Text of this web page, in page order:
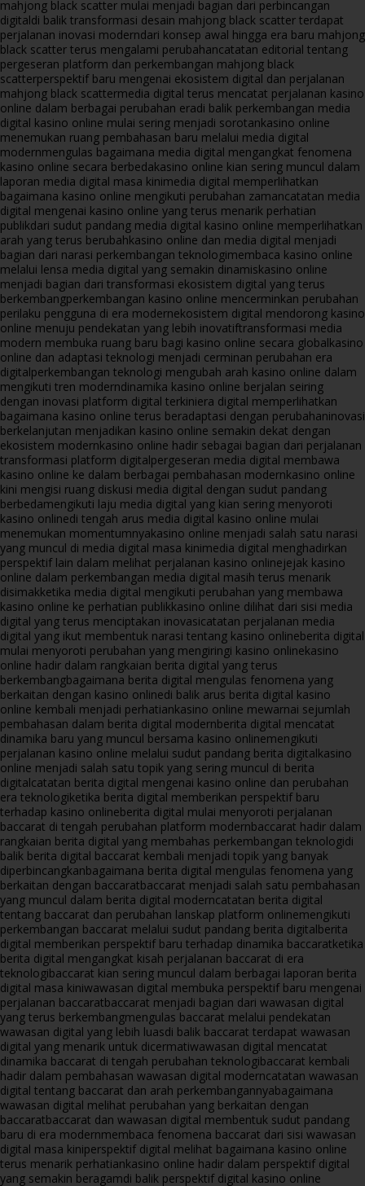
mahjong black scatter mulai menjadi bagian dari perbincangan
digitaldi balik transformasi desain mahjong black scatter terdapat
perjalanan inovasi moderndari konsep awal hingga era baru mahjong
black scatter terus mengalami perubahancatatan editorial tentang
pergeseran platform dan perkembangan mahjong black
scatterperspektif baru mengenai ekosistem digital dan perjalanan
mahjong black scattermedia digital terus mencatat perjalanan kasino
online dalam berbagai perubahan eradi balik perkembangan media
digital kasino online mulai sering menjadi sorotankasino online
menemukan ruang pembahasan baru melalui media digital
modernmengulas bagaimana media digital mengangkat fenomena
kasino online secara berbedakasino online kian sering muncul dalam
laporan media digital masa kinimedia digital memperlihatkan
bagaimana kasino online mengikuti perubahan zamancatatan media
digital mengenai kasino online yang terus menarik perhatian
publikdari sudut pandang media digital kasino online memperlihatkan
arah yang terus berubahkasino online dan media digital menjadi
bagian dari narasi perkembangan teknologimembaca kasino online
melalui lensa media digital yang semakin dinamiskasino online
menjadi bagian dari transformasi ekosistem digital yang terus
berkembangperkembangan kasino online mencerminkan perubahan
perilaku pengguna di era modernekosistem digital mendorong kasino
online menuju pendekatan yang lebih inovatiftransformasi media
modern membuka ruang baru bagi kasino online secara globalkasino
online dan adaptasi teknologi menjadi cerminan perubahan era
digitalperkembangan teknologi mengubah arah kasino online dalam
mengikuti tren moderndinamika kasino online berjalan seiring
dengan inovasi platform digital terkiniera digital memperlihatkan
bagaimana kasino online terus beradaptasi dengan perubahaninovasi
berkelanjutan menjadikan kasino online semakin dekat dengan
ekosistem modernkasino online hadir sebagai bagian dari perjalanan
transformasi platform digitalpergeseran media digital membawa
kasino online ke dalam berbagai pembahasan modernkasino online
kini mengisi ruang diskusi media digital dengan sudut pandang
berbedamengikuti laju media digital yang kian sering menyoroti
kasino onlinedi tengah arus media digital kasino online mulai
menemukan momentumnyakasino online menjadi salah satu narasi
yang muncul di media digital masa kinimedia digital menghadirkan
perspektif lain dalam melihat perjalanan kasino onlinejejak kasino
online dalam perkembangan media digital masih terus menarik
disimakketika media digital mengikuti perubahan yang membawa
kasino online ke perhatian publikkasino online dilihat dari sisi media
digital yang terus menciptakan inovasicatatan perjalanan media
digital yang ikut membentuk narasi tentang kasino onlineberita digital
mulai menyoroti perubahan yang mengiringi kasino onlinekasino
online hadir dalam rangkaian berita digital yang terus
berkembangbagaimana berita digital mengulas fenomena yang
berkaitan dengan kasino onlinedi balik arus berita digital kasino
online kembali menjadi perhatiankasino online mewarnai sejumlah
pembahasan dalam berita digital modernberita digital mencatat
dinamika baru yang muncul bersama kasino onlinemengikuti
perjalanan kasino online melalui sudut pandang berita digitalkasino
online menjadi salah satu topik yang sering muncul di berita
digitalcatatan berita digital mengenai kasino online dan perubahan
era teknologiketika berita digital memberikan perspektif baru
terhadap kasino onlineberita digital mulai menyoroti perjalanan
baccarat di tengah perubahan platform modernbaccarat hadir dalam
rangkaian berita digital yang membahas perkembangan teknologidi
balik berita digital baccarat kembali menjadi topik yang banyak
diperbincangkanbagaimana berita digital mengulas fenomena yang
berkaitan dengan baccaratbaccarat menjadi salah satu pembahasan
yang muncul dalam berita digital moderncatatan berita digital
tentang baccarat dan perubahan lanskap platform onlinemengikuti
perkembangan baccarat melalui sudut pandang berita digitalberita
digital memberikan perspektif baru terhadap dinamika baccaratketika
berita digital mengangkat kisah perjalanan baccarat di era
teknologibaccarat kian sering muncul dalam berbagai laporan berita
digital masa kiniwawasan digital membuka perspektif baru mengenai
perjalanan baccaratbaccarat menjadi bagian dari wawasan digital
yang terus berkembangmengulas baccarat melalui pendekatan
wawasan digital yang lebih luasdi balik baccarat terdapat wawasan
digital yang menarik untuk dicermatiwawasan digital mencatat
dinamika baccarat di tengah perubahan teknologibaccarat kembali
hadir dalam pembahasan wawasan digital moderncatatan wawasan
digital tentang baccarat dan arah perkembangannyabagaimana
wawasan digital melihat perubahan yang berkaitan dengan
baccaratbaccarat dan wawasan digital membentuk sudut pandang
baru di era modernmembaca fenomena baccarat dari sisi wawasan
digital masa kiniperspektif digital melihat bagaimana kasino online
terus menarik perhatiankasino online hadir dalam perspektif digital
yang semakin beragamdi balik perspektif digital kasino online